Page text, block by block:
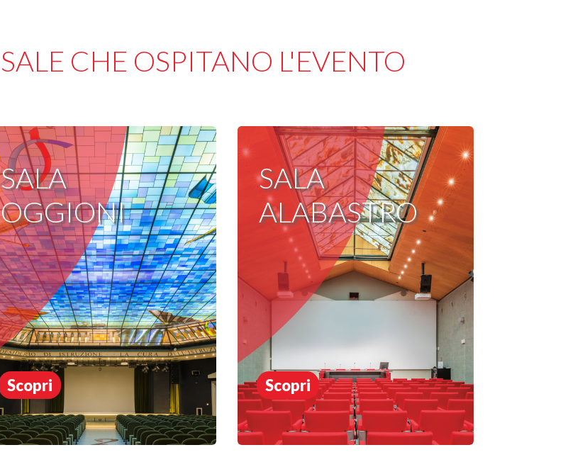
SALE CHE OSPITANO L'EVENTO
SALA
OGGIONI
Scopri
SALA
ALABASTRO
Scopri